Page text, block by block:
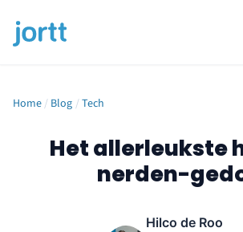
Home / Blog /Tech
Het allerleukste
nerden-
Hilco de Roo